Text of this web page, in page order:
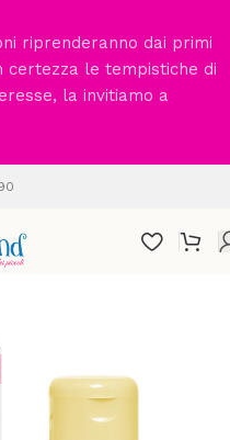
riprenderanno dai primi
certezza le tempistiche di
la invitiamo a